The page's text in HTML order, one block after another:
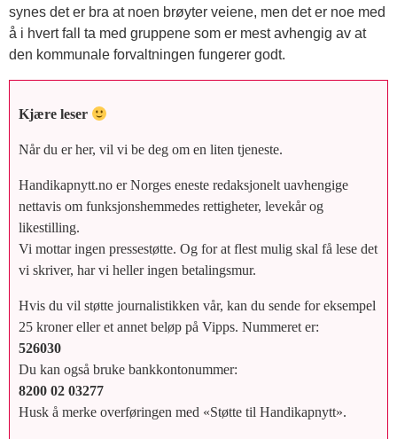
synes det er bra at noen brøyter veiene, men det er noe med
å i hvert fall ta med gruppene som er mest avhengig av at
den kommunale forvaltningen fungerer godt.
Kjære leser
Når du er her, vil vi be deg om en liten tjeneste.
Handikapnytt.no er Norges eneste redaksjonelt uavhengige
nettavis om funksjonshemmedes rettigheter, levekår og
likestilling.
Vi mottar ingen pressestøtte. Og for at flest mulig skal få lese det
vi skriver, har vi heller ingen betalingsmur.
Hvis du vil støtte journalistikken vår, kan du sende for eksempel
25 kroner eller et annet beløp på Vipps. Nummeret er:
526030
Du kan også bruke bankkontonummer:
8200 02 03277
Husk å merke overføringen med «Støtte til Handikapnytt».